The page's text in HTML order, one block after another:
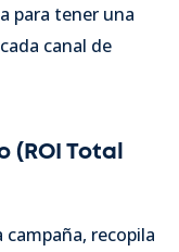
para tener una
canal de
(ROI Total
campaña, recopila